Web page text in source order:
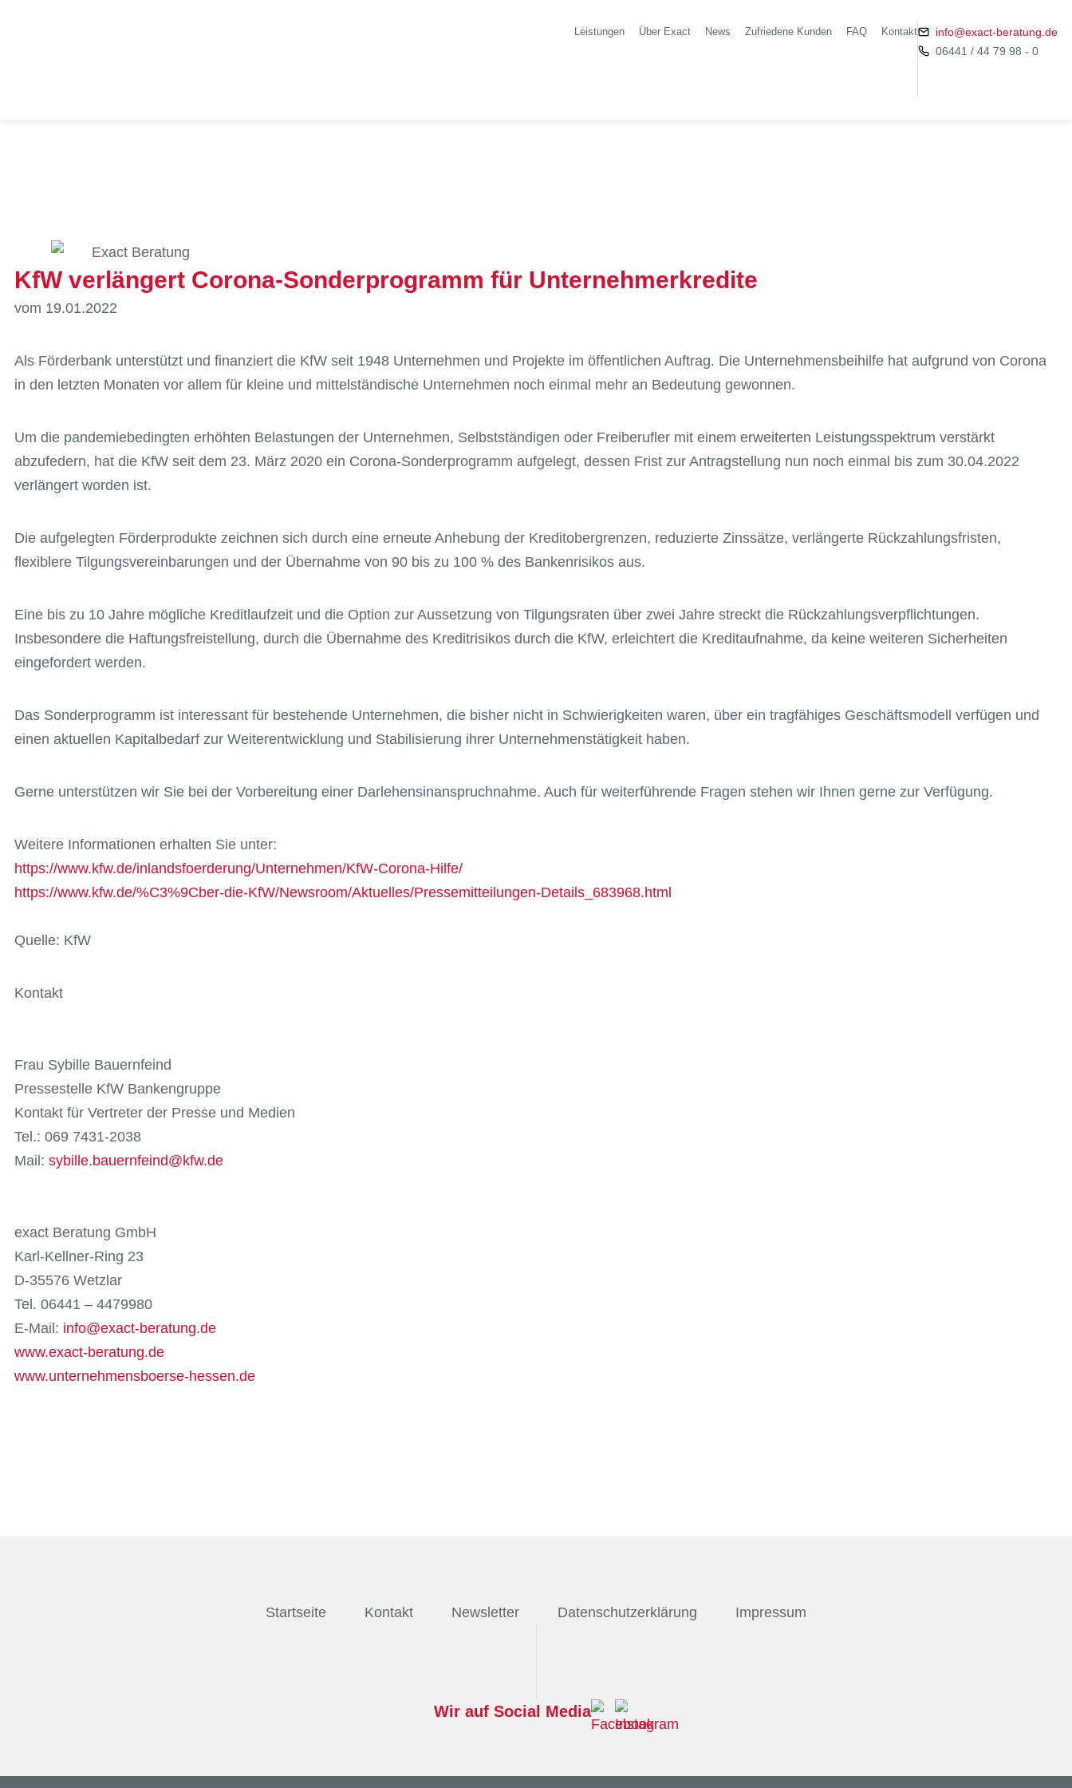
Leistungen Über Exact News Zufriedene Kunden FAQ Kontakt
info@exact-beratung.de
06441 / 44 79 98 - 0
KfW verlängert Corona-Sonderprogramm für Unternehmerkredite
vom 19.01.2022
Als Förderbank unterstützt und finanziert die KfW seit 1948 Unternehmen und Projekte im öffentlichen Auftrag. Die Unternehmensbeihilfe hat aufgrund von Corona
in den letzten Monaten vor allem für kleine und mittelständische Unternehmen noch einmal mehr an Bedeutung gewonnen.
Um die pandemiebedingten erhöhten Belastungen der Unternehmen, Selbstständigen oder Freiberufler mit einem erweiterten Leistungsspektrum verstärkt
abzufedern, hat die KfW seit dem 23. März 2020 ein Corona-Sonderprogramm aufgelegt, dessen Frist zur Antragstellung nun noch einmal bis zum 30.04.2022
verlängert worden ist.
Die aufgelegten Förderprodukte zeichnen sich durch eine erneute Anhebung der Kreditobergrenzen, reduzierte Zinssätze, verlängerte Rückzahlungsfristen,
flexiblere Tilgungsvereinbarungen und der Übernahme von 90 bis zu 100 % des Bankenrisikos aus.
Eine bis zu 10 Jahre mögliche Kreditlaufzeit und die Option zur Aussetzung von Tilgungsraten über zwei Jahre streckt die Rückzahlungsverpflichtungen.
Insbesondere die Haftungsfreistellung, durch die Übernahme des Kreditrisikos durch die KfW, erleichtert die Kreditaufnahme, da keine weiteren Sicherheiten
eingefordert werden.
Das Sonderprogramm ist interessant für bestehende Unternehmen, die bisher nicht in Schwierigkeiten waren, über ein tragfähiges Geschäftsmodell verfügen und
einen aktuellen Kapitalbedarf zur Weiterentwicklung und Stabilisierung ihrer Unternehmenstätigkeit haben.
Gerne unterstützen wir Sie bei der Vorbereitung einer Darlehensinanspruchnahme. Auch für weiterführende Fragen stehen wir Ihnen gerne zur Verfügung.
Weitere Informationen erhalten Sie unter:
https://www.kfw.de/inlandsfoerderung/Unternehmen/KfW-Corona-Hilfe/
https://www.kfw.de/%C3%9Cber-die-KfW/Newsroom/Aktuelles/Pressemitteilungen-Details_683968.html
Quelle: KfW
Kontakt
Frau Sybille Bauernfeind
Pressestelle KfW Bankengruppe
Kontakt für Vertreter der Presse und Medien
Tel.: 069 7431-2038
Mail: sybille.bauernfeind@kfw.de
exact Beratung GmbH
Karl-Kellner-Ring 23
D-35576 Wetzlar
Tel. 06441 – 4479980
E-Mail: info@exact-beratung.de
www.exact-beratung.de
www.unternehmensboerse-hessen.de
Startseite Kontakt Newsletter Datenschutzerklärung Impressum
Wir auf Social Media